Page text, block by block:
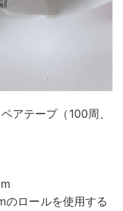
アテープ（100周、
ロールを使用する